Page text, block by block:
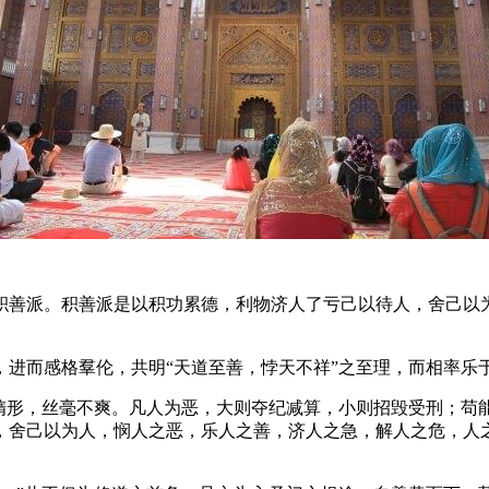
派。积善派是以积功累德，利物济人了亏己以待人，舍己
而感格羣伦，共明“天道至善，悖天不祥”之至理，而相率乐
，丝毫不爽。凡人为恶，大则夺纪减算，小则招毁受刑；
己以为人，悯人之恶，乐人之善，济人之急，解人之危，